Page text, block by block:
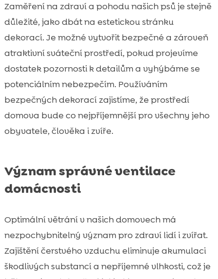
Zaměření na zdraví a pohodu našich psů je stejně
důležité, jako dbát na estetickou stránku
dekorací. Je možné vytvořit bezpečné a zároveň
atraktivní sváteční prostředí, pokud projevíme
dostatek pozornosti k detailům a vyhýbáme se
potenciálním nebezpečím. Používáním
bezpečných dekorací zajistíme, že prostředí
domova bude co nejpříjemnější pro všechny jeho
obyvatele, člověka i zvíře.
Význam správné ventilace
domácnosti
Optimální větrání v našich domovech má
nezpochybnitelný význam pro zdraví lidí i zvířat.
Zajištění čerstvého vzduchu eliminuje akumulaci
škodlivých substancí a nepříjemné vlhkosti, což je